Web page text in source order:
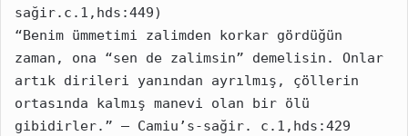
sağir.c.1,hds:449)
“Benim ümmetimi zalimden korkar gördüğün
zaman, ona “sen de zalimsin” demelisin. Onlar
artık dirileri yanından ayrılmış, çöllerin
ortasında kalmış manevi olan bir ölü
gibidirler.” – Camiu’s-sağir. c.1,hds:429